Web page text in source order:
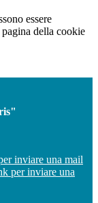
essere
della cookie
inviare una mail
per inviare una